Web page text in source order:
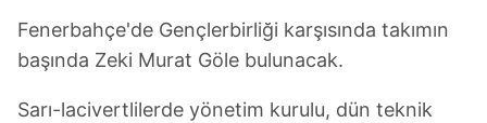
Fenerbahçe'de Gençlerbirliği karşısında takımın
başında Zeki Murat Göle bulunacak.
Sarı-lacivertlilerde yönetim kurulu, dün teknik